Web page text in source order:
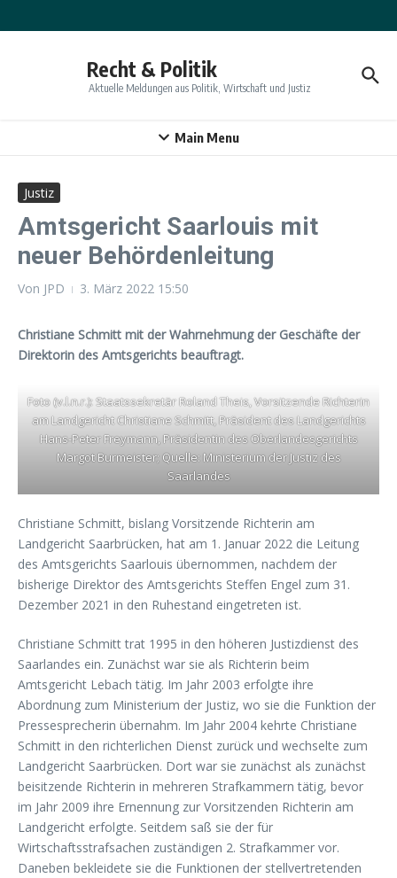
Recht & Politik
Aktuelle Meldungen aus Politik, Wirtschaft und Justiz
Main Menu
Justiz
Amtsgericht Saarlouis mit
neuer Behördenleitung
Von JPD 3. März 2022 15:50
Christiane Schmitt mit der Wahrnehmung der Geschäfte der
Direktorin des Amtsgerichts beauftragt.
Foto (v.l.n.r.): Staatssekretär Roland Theis, Vorsitzende Richterin
am Landgericht Christiane Schmitt, Präsident des Landgerichts
Hans-Peter Freymann, Präsidentin des Oberlandesgerichts
Margot Burmeister; Quelle: Ministerium der Justiz des
Saarlandes
Christiane Schmitt, bislang Vorsitzende Richterin am
Landgericht Saarbrücken, hat am 1. Januar 2022 die Leitung
des Amtsgerichts Saarlouis übernommen, nachdem der
bisherige Direktor des Amtsgerichts Steffen Engel zum 31.
Dezember 2021 in den Ruhestand eingetreten ist.
Christiane Schmitt trat 1995 in den höheren Justizdienst des
Saarlandes ein. Zunächst war sie als Richterin beim
Amtsgericht Lebach tätig. Im Jahr 2003 erfolgte ihre
Abordnung zum Ministerium der Justiz, wo sie die Funktion der
Pressesprecherin übernahm. Im Jahr 2004 kehrte Christiane
Schmitt in den richterlichen Dienst zurück und wechselte zum
Landgericht Saarbrücken. Dort war sie zunächst als zunächst
beisitzende Richterin in mehreren Strafkammern tätig, bevor
im Jahr 2009 ihre Ernennung zur Vorsitzenden Richterin am
Landgericht erfolgte. Seitdem saß sie der für
Wirtschaftsstrafsachen zuständigen 2. Strafkammer vor.
Daneben bekleidete sie die Funktionen der stellvertretenden